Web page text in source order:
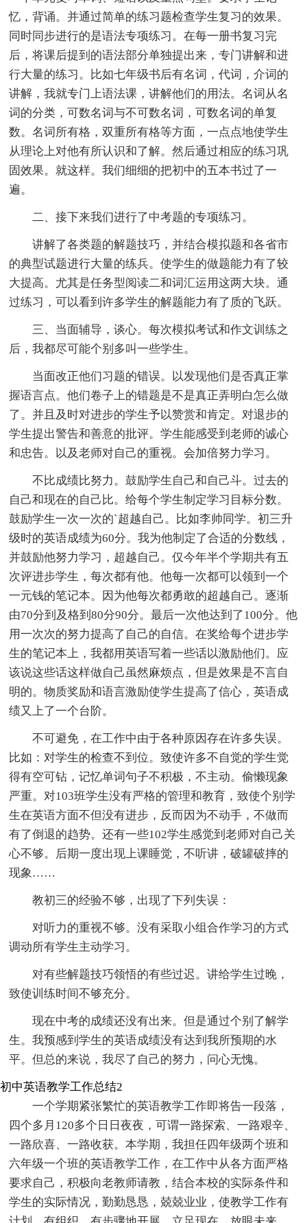
忆，背诵。并通过简单的练习题检查学生复习的效果。
同时同步进行的是语法专项练习。在每一册书复习完
后，将课后提到的语法部分单独提出来，专门讲解和进
行大量的练习。比如七年级书后有名词，代词，介词的
讲解，我就专门上语法课，讲解他们的用法。名词从名
词的分类，可数名词与不可数名词，可数名词的单复
数。名词所有格，双重所有格等方面，一点点地使学生
从理论上对他有所认识和了解。然后通过相应的练习巩
固效果。就这样。我们细细的把初中的五本书过了一
遍。
二、接下来我们进行了中考题的专项练习。
讲解了各类题的解题技巧，并结合模拟题和各省市
的典型试题进行大量的练兵。使学生的做题能力有了较
大提高。尤其是任务型阅读二和词汇运用这两大块。通
过练习，可以看到许多学生的解题能力有了质的飞跃。
三、当面辅导，谈心。每次模拟考试和作文训练之
后，我都尽可能个别多叫一些学生。
当面改正他们习题的错误。以发现他们是否真正掌
握语言点。他们卷子上的错题是不是真正弄明白怎么做
了。并且及时对进步的学生予以赞赏和肯定。对退步的
学生提出警告和善意的批评。学生能感受到老师的诚心
和忠告。以及老师对自己的重视。会加倍努力学习。
不比成绩比努力。鼓励学生自己和自己斗。过去的
自己和现在的自己比。给每个学生制定学习目标分数。
鼓励学生一次一次的`超越自己。比如李帅同学。初三升
级时的英语成绩为60分。我为他制定了合适的分数线，
并鼓励他努力学习，超越自己。仅今年半个学期共有五
次评进步学生，每次都有他。他每一次都可以领到一个
一元钱的笔记本。因为他每次都勇敢的超越自己。逐渐
由70分到及格到80分90分。最后一次他达到了100分。他
用一次次的努力提高了自己的自信。在奖给每个进步学
生的笔记本上，我都用英语写着一些话以激励他们。应
该说这些话这样做自己虽然麻烦点，但是效果是不言自
明的。物质奖励和语言激励使学生提高了信心，英语成
绩又上了一个台阶。
不可避免，在工作中由于各种原因存在许多失误。
比如：对学生的检查不到位。致使许多不自觉的学生觉
得有空可钻，记忆单词句子不积极，不主动。偷懒现象
严重。对103班学生没有严格的管理和教育，致使个别学
生在英语方面不但没有进步，反而因为不动手，不做而
有了倒退的趋势。还有一些102学生感觉到老师对自己关
心不够。后期一度出现上课睡觉，不听讲，破罐破摔的
现象……
教初三的经验不够，出现了下列失误：
对听力的重视不够。没有采取小组合作学习的方式
调动所有学生主动学习。
对有些解题技巧领悟的有些过迟。讲给学生过晚，
致使训练时间不够充分。
现在中考的成绩还没有出来。但是通过个别了解学
生。我预感到学生的英语成绩没有达到我所预期的水
平。但总的来说，我尽了自己的努力，问心无愧。
初中英语教学工作总结2
一个学期紧张繁忙的英语教学工作即将告一段落，
四个多月120多个日日夜夜，可谓一路探索、一路艰辛、
一路欣喜、一路收获。本学期，我担任四年级两个班和
六年级一个班的英语教学工作，在工作中从各方面严格
要求自己，积极向老教师请教，结合本校的实际条件和
学生的实际情况，勤勤恳恳，兢兢业业，使教学工作有